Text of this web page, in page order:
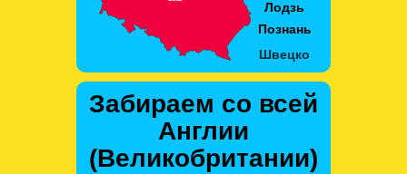
Забираем со всей
Англии
(Великобритании)